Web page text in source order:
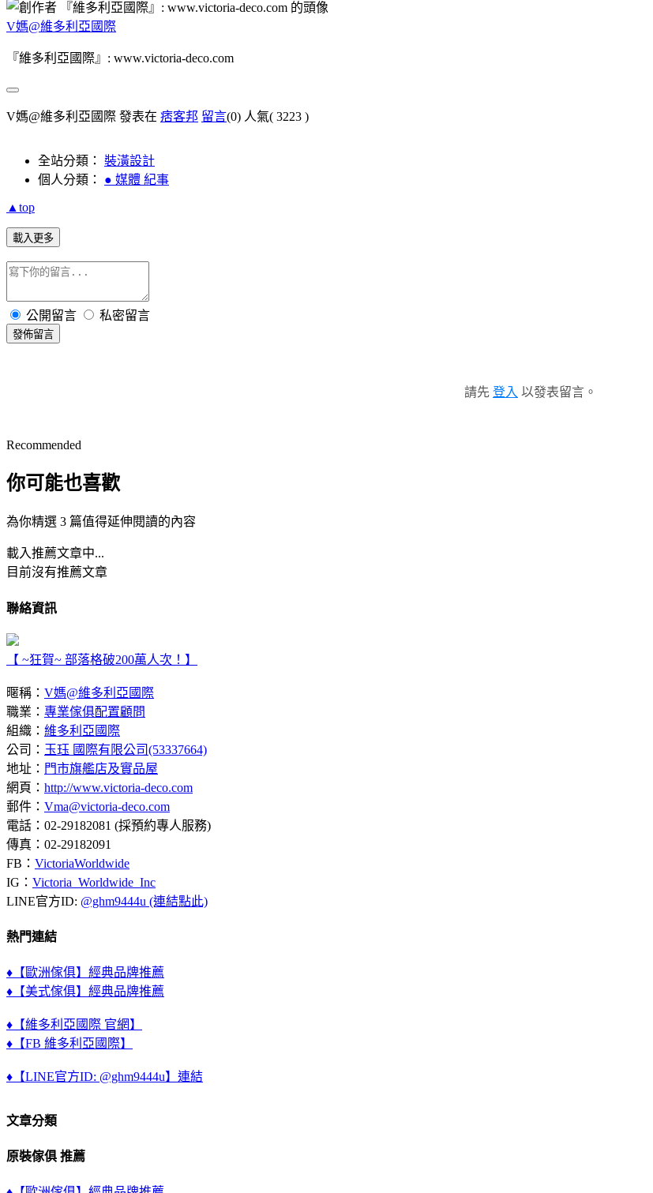
V媽@維多利亞國際
『維多利亞國際』: www.victoria-deco.com
V媽@維多利亞國際 發表在 痞客邦 留言(0) 人氣( 3223 )
全站分類： 裝潢設計
個人分類： ● 媒體 紀事
▲top
載入更多
公開留言 私密留言
發佈留言
請先 登入 以發表留言。
Recommended
你可能也喜歡
為你精選 3 篇值得延伸閱讀的內容
載入推薦文章中...
目前沒有推薦文章
聯絡資訊
【 ~狂賀~ 部落格破200萬人次！】
暱稱： V媽@維多利亞國際
職業： 專業傢俱配置顧問
組織： 維多利亞國際
公司： 玉珏 國際有限公司(53337664)
地址： 門市旗艦店及實品屋
網頁： http://www.victoria-deco.com
郵件： Vma@victoria-deco.com
電話：02-29182081 (採預約專人服務)
傳真：02-29182091
FB： VictoriaWorldwide
IG： Victoria_Worldwide_Inc
LINE官方ID: @ghm9444u (連結點此)
熱門連結
♦【歐洲傢俱】經典品牌推薦
♦【美式傢俱】經典品牌推薦
♦【維多利亞國際 官網】
♦【FB 維多利亞國際】
♦【LINE官方ID: @ghm9444u】連結
文章分類
原裝傢俱 推薦